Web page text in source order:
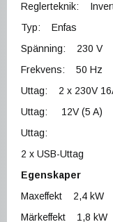
Reglerteknik:
Typ: Enfas
Spänning: 230 V
Frekvens: 50 Hz
Uttag: 2 x 230V
Uttag: 12V (5 A)
Uttag:
2 x USB-Uttag
Egenskaper
Maxeffekt 2,4 kW
Märkeffekt 1,8 kW